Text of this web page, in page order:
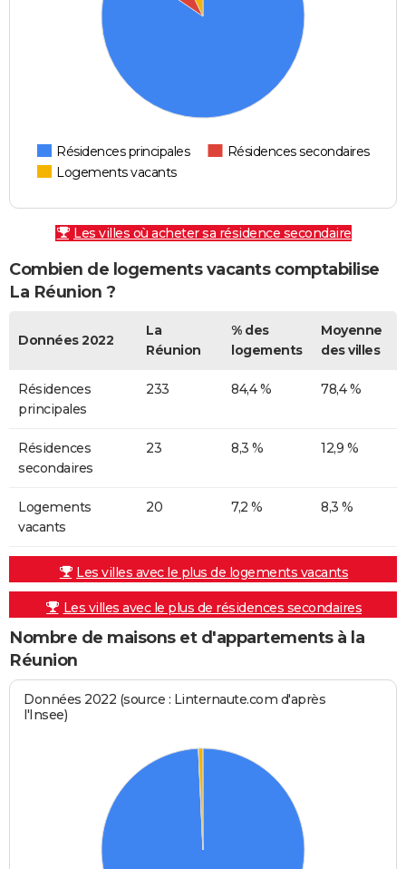
Résidences principales
Résidences secondaires
Logements vacants
Les villes où acheter sa résidence secondaire
Combien de logements vacants comptabilise
La Réunion ?
Données 2022
La
Réunion
% des
logements
Moyenne
des villes
Résidences
principales
233 84,4 % 78,4 %
Résidences
secondaires
23 8,3 % 12,9 %
Logements
vacants
20 7,2 % 8,3 %
Les villes avec le plus de logements vacants
Les villes avec le plus de résidences secondaires
Nombre de maisons et d'appartements à la
Réunion
Données 2022 (source : Linternaute.com d'après
l'Insee)